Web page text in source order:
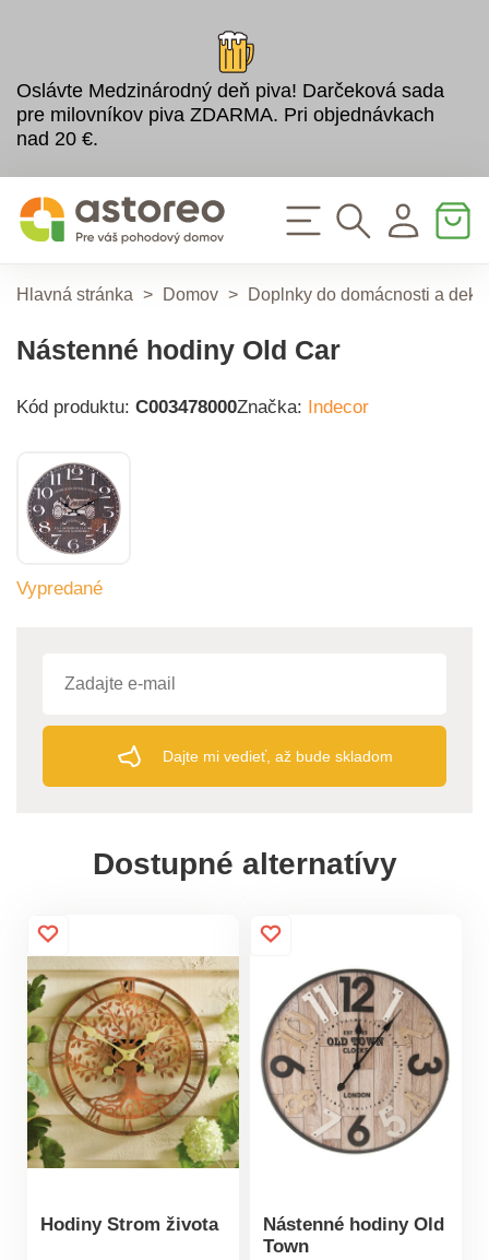
Oslávte Medzinárodný deň piva! Darčeková sada
pre milovníkov piva ZDARMA. Pri objednávkach
nad 20 €.
Hlavná stránka > Domov > Doplnky do domácnosti a
Nástenné hodiny Old Car
Kód produktu: C003478000Značka: Indecor
Vypredané
Dajte mi vedieť, až bude skladom
Dostupné alternatívy
Hodiny Strom života
Nástenné hodiny Old
Town